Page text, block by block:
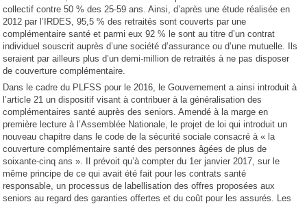
collectif contre 50 % des 25-59 ans. Ainsi, d’après une étude réalisée en
2012 par l’IRDES, 95,5 % des retraités sont couverts par une
complémentaire santé et parmi eux 92 % le sont au titre d’un contrat
individuel souscrit auprès d’une société d’assurance ou d’une mutuelle. Ils
seraient par ailleurs plus d’un demi-million de retraités à ne pas disposer
de couverture complémentaire.
Dans le cadre du PLFSS pour le 2016, le Gouvernement a ainsi introduit à
l’article 21 un dispositif visant à contribuer à la généralisation des
complémentaires santé auprès des seniors. Amendé à la marge en
première lecture à l’Assemblée Nationale, le projet de loi qui introduit un
nouveau chapitre dans le code de la sécurité sociale consacré à « la
couverture complémentaire santé des personnes âgées de plus de
soixante-cinq ans ». Il prévoit qu’à compter du 1er janvier 2017, sur le
même principe de ce qui avait été fait pour les contrats santé
responsable, un processus de labellisation des offres proposées aux
seniors au regard des garanties offertes et du coût pour les assurés. Les